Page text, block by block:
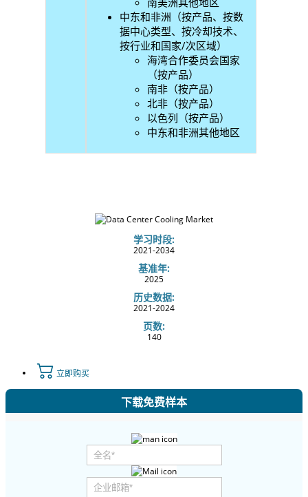
中东和非洲（按产品、按数
据中心类型、按冷却技术、
按行业和国家/次区域）
海湾合作委员会国家
（按产品）
南非（按产品）
北非（按产品）
以色列（按产品）
中东和非洲其他地区
学习时段:
2021-2034
基准年:
2025
历史数据:
2021-2024
页数:
140
立即购买
下载免费样本